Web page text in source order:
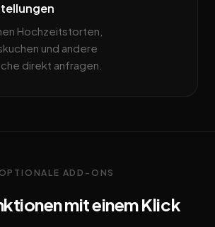
Hochzeitstorten,
und andere
direkt anfragen.
OPTIONALE ADD-ONS
mit einem Klick